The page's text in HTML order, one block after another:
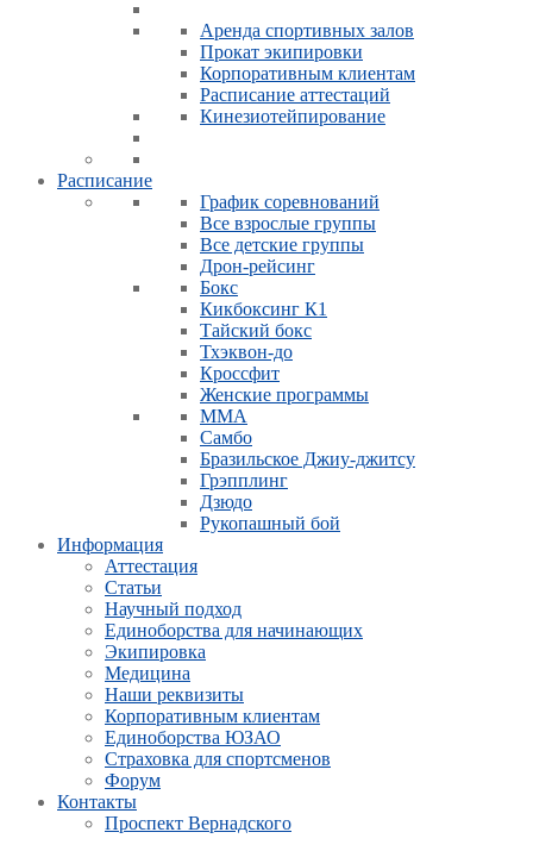
Аренда спортивных залов
Прокат экипировки
Корпоративным клиентам
Расписание аттестаций
Кинезиотейпирование
Расписание
График соревнований
Все взрослые группы
Все детские группы
Дрон-рейсинг
Бокс
Кикбоксинг К1
Тайский бокс
Тхэквон-до
Кроссфит
Женские программы
ММА
Самбо
Бразильское Джиу-джитсу
Грэпплинг
Дзюдо
Рукопашный бой
Информация
Аттестация
Статьи
Научный подход
Единоборства для начинающих
Экипировка
Медицина
Наши реквизиты
Корпоративным клиентам
Единоборства ЮЗАО
Страховка для спортсменов
Форум
Контакты
Проспект Вернадского